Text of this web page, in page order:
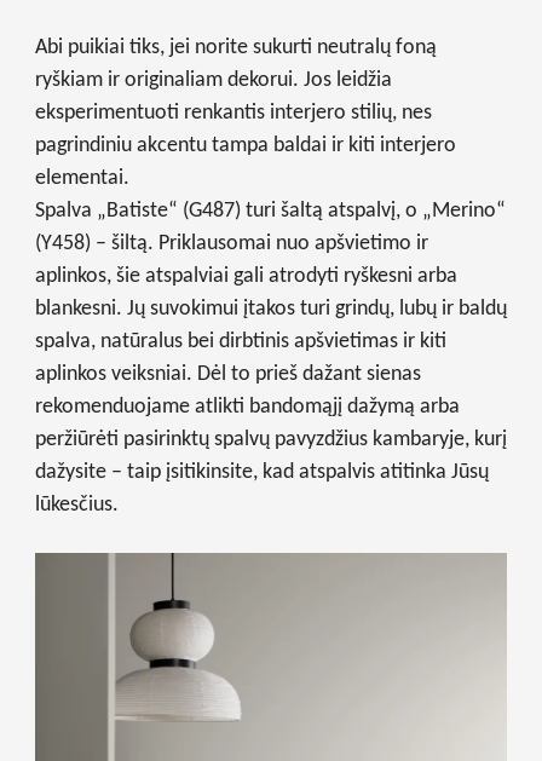
Abi puikiai tiks, jei norite sukurti neutralų foną
ryškiam ir originaliam dekorui. Jos leidžia
eksperimentuoti renkantis interjero stilių, nes
pagrindiniu akcentu tampa baldai ir kiti interjero
elementai.
Spalva „Batiste“ (G487) turi šaltą atspalvį, o „Merino“
(Y458) – šiltą. Priklausomai nuo apšvietimo ir
aplinkos, šie atspalviai gali atrodyti ryškesni arba
blankesni. Jų suvokimui įtakos turi grindų, lubų ir baldų
spalva, natūralus bei dirbtinis apšvietimas ir kiti
aplinkos veiksniai. Dėl to prieš dažant sienas
rekomenduojame atlikti bandomąjį dažymą arba
peržiūrėti pasirinktų spalvų pavyzdžius kambaryje, kurį
dažysite – taip įsitikinsite, kad atspalvis atitinka Jūsų
lūkesčius.